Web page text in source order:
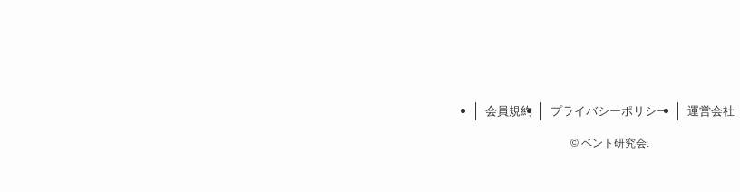
会員規約 プライバシーポリシー 運営会社
©ベント研究会.